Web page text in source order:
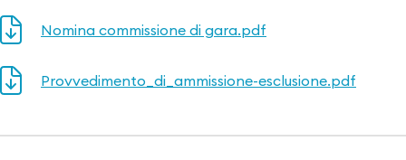
Nomina commissione di gara.pdf
Provvedimento_di_ammissione-esclusione.pdf